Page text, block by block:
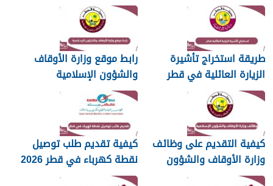
طريقة استخراج تأشيرة
الزيارة العائلية في قطر
2026
رابط موقع وزارة الأوقاف
والشؤون الإسلامية
islam.gov.qa
كيفية التقديم على وظائف
وزارة الأوقاف والشؤون
الإسلامية قطر 2026
كيفية تقديم طلب توصيل
نقطة كهرباء في قطر 2026